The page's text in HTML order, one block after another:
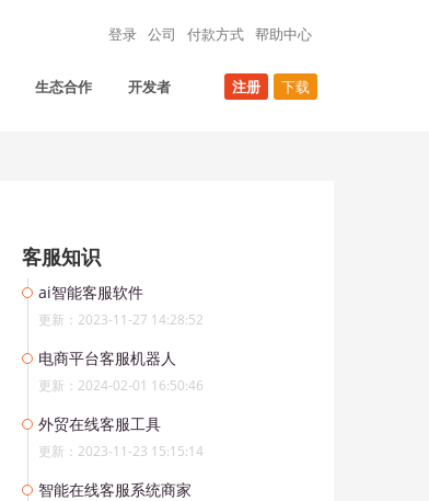
登录 公司 付款方式 帮助中心
生态合作 开发者 注册 下载
客服知识
ai智能客服软件
更新：2023-11-27 14:28:52
电商平台客服机器人
更新：2024-02-01 16:50:46
外贸在线客服工具
更新：2023-11-23 15:15:14
智能在线客服系统商家